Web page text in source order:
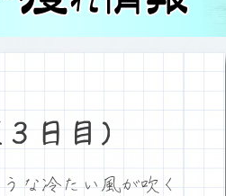
日目）
な冷たい風が吹く